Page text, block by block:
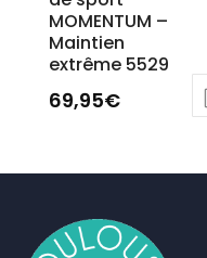
MOMENTUM –
Maintien
extrême 5529
69,95€
a
variations.
Les